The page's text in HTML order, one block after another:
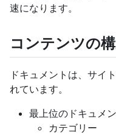
速になります。
コンテンツの
ドキュメントは、サイ
れています。
最上位のドキュメ
カテゴリー